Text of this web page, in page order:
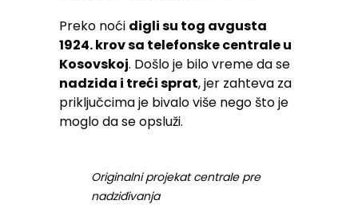
Preko noći digli su tog avgusta
1924. krov sa telefonske centrale u
Kosovskoj. Došlo je bilo vreme da se
nadzida i treći sprat, jer zahteva za
priključcima je bivalo više nego što je
moglo da se opsluži.
Originalni projekat centrale pre
nadziđivanja